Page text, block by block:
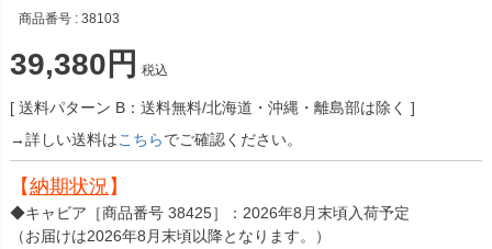
商品番号 38103
39,380 税込
送料パターン B：送料無料/北海道・沖縄・離島部は除く
→詳しい送料はこちらでご確認ください。
【納期状況 】
◆キャビア［商品番号 38425］：2026年8月末頃入荷予定
（お届けは2026年8月末頃以降となります。）